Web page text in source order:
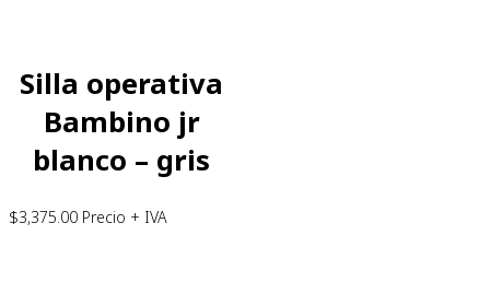
Silla operativa
Bambino jr
blanco – gris
$3,375.00 Precio + IVA